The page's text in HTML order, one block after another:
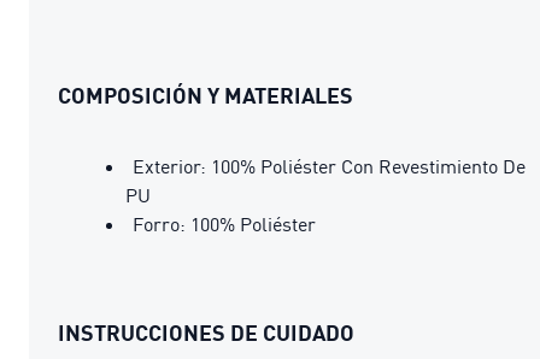
COMPOSICIÓN Y MATERIALES
Exterior: 100% Poliéster Con Revestimiento De
PU
Forro: 100% Poliéster
INSTRUCCIONES DE CUIDADO